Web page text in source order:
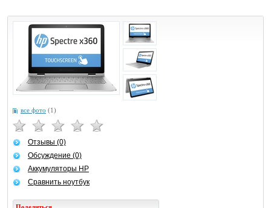
все фото (1)
Отзывы (0)
Обсуждение (0)
Аккумуляторы HP
Сравнить ноутбук